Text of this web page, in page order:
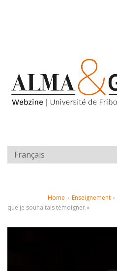
Home › Enseignement ›
que je souhaitais témoigner.»